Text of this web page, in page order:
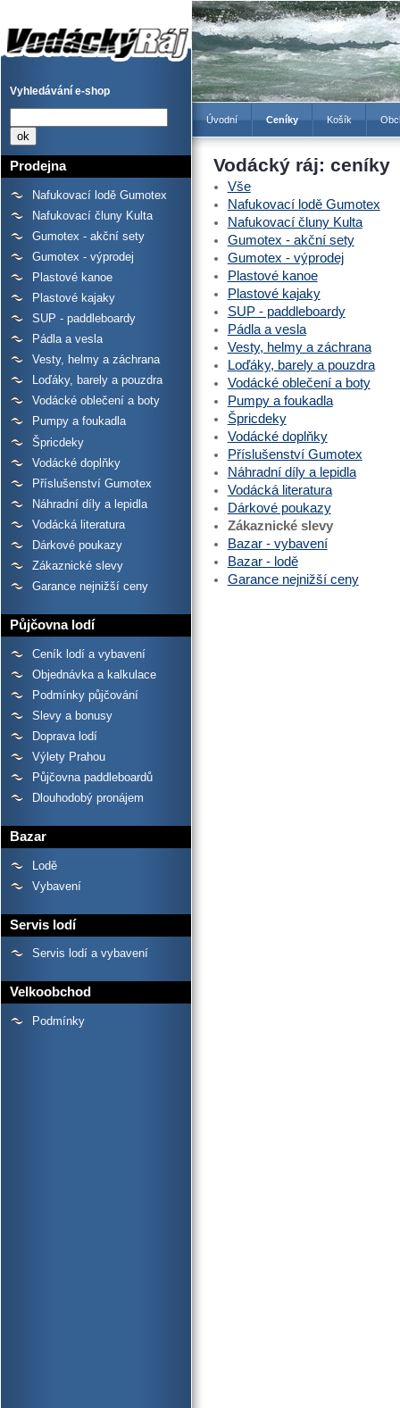
kajaků - Vodácký Ráj
Úvodní Ceníky Košík
Vyhledávání e-shop
Prodejna
Nafukovací lodě Gumotex
Nafukovací čluny Kulta
Gumotex - akční sety
Gumotex - výprodej
Plastové kanoe
Plastové kajaky
SUP - paddleboardy
Pádla a vesla
Vesty, helmy a záchrana
Loďáky, barely a pouzdra
Vodácké oblečení a boty
Pumpy a foukadla
Špricdeky
Vodácké doplňky
Příslušenství Gumotex
Náhradní díly a lepidla
Vodácká literatura
Dárkové poukazy
Zákaznické slevy
Garance nejnižší ceny
Půjčovna lodí
Ceník lodí a vybavení
Objednávka a kalkulace
Podmínky půjčování
Slevy a bonusy
Doprava lodí
Výlety Prahou
Půjčovna paddleboardů
Dlouhodobý pronájem
Bazar
Lodě
Vybavení
Servis lodí
Servis lodí a vybavení
Velkoobchod
Podmínky
Vodácký ráj: ceníky
Vše
Nafukovací lodě Gumotex
Nafukovací čluny Kulta
Gumotex - akční sety
Gumotex - výprodej
Plastové kanoe
Plastové kajaky
SUP - paddleboardy
Pádla a vesla
Vesty, helmy a záchrana
Loďáky, barely a pouzdra
Vodácké oblečení a boty
Pumpy a foukadla
Špricdeky
Vodácké doplňky
Příslušenství Gumotex
Náhradní díly a lepidla
Vodácká literatura
Dárkové poukazy
Zákaznické slevy
Bazar - vybavení
Bazar - lodě
Garance nejnižší ceny